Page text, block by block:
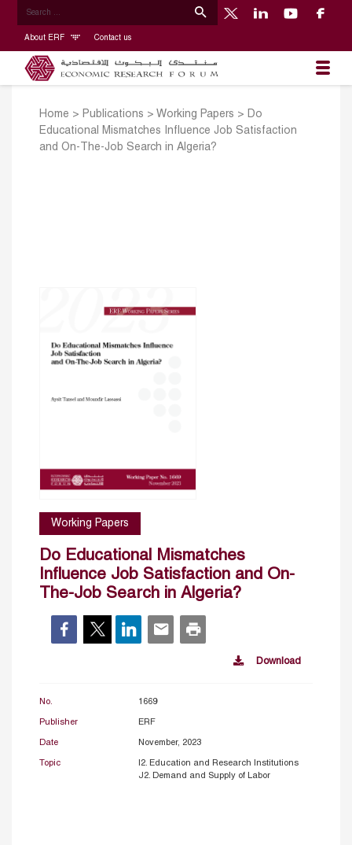
About ERF Contact us
Home > Publications > Working Papers > Do
Educational Mismatches Influence Job Satisfaction
and On-The-Job Search in Algeria?
Working Papers
Do Educational Mismatches
Influence Job Satisfaction and On-
The-Job Search in Algeria?
Download
No. 1669
Publisher ERF
Date November, 2023
Topic
I2. Education and Research Institutions
J2. Demand and Supply of Labor